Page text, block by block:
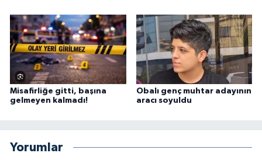
Misafirliğe gitti, başına
gelmeyen kalmadı!
Obalı genç muhtar adayının
aracı soyuldu
Yorumlar